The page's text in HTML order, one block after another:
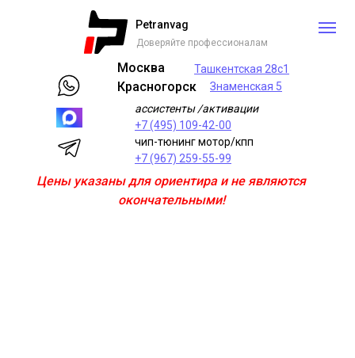
Ташкентская 28с1
Знаменская 5
ассистенты /активации
+7 (495) 109-42-00
чип-тюнинг мотор/кпп
+7 (967) 259-55-99
Москва
Красногорск
Petranvag
Доверяйте профессионалам
Цены указаны для ориентира и не являются
окончательными!